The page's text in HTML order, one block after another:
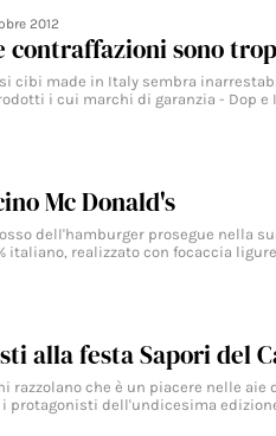
2012
contraffazioni sono
cibi made in Italy sembra
i cui marchi di garanzia - Dop e
Mc Donald's
dell'hamburger prosegue nella
italiano, realizzato con focaccia
alla festa Sapori del
razzolano che è un piacere nelle aie
i protagonisti dell'undicesima